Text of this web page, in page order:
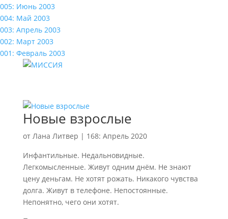
005: Июнь 2003
004: Май 2003
003: Апрель 2003
002: Март 2003
001: Февраль 2003
Новые взрослые
от Лана Литвер | 168: Апрель 2020
Инфантильные. Недальновидные.
Легкомысленные. Живут одним днём. Не знают
цену деньгам. Не хотят рожать. Никакого чувства
долга. Живут в телефоне. Непостоянные.
Непонятно, чего они хотят.